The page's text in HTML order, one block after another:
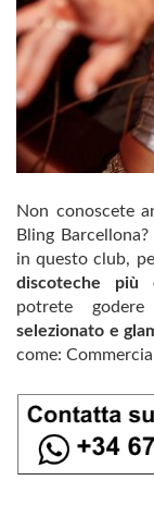
Non conoscete
Bling
in questo club,
discoteche più
potrete
selezionato e
come: